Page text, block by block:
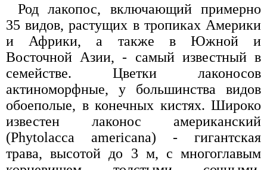
Род лакопос, включающий примерно
35 видов, растущих в тропиках Америки
и Африки, а также в Южной и
Восточной Азии, - самый известный в
семействе. Цветки лаконосов
актиноморфные, у большинства видов
обоеполые, в конечных кистях. Широко
известен лаконос американский
(Phytolacca americana) - гигантская
трава, высотой до 3 м, с многоглавым